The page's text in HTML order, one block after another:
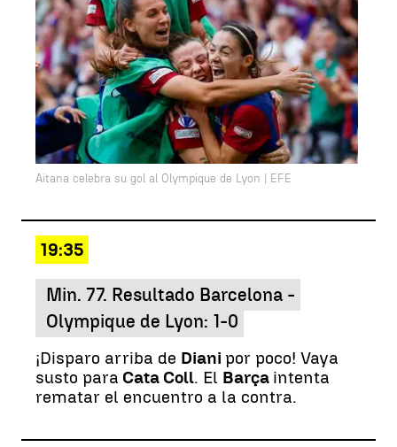
Aitana celebra su gol al Olympique de Lyon | EFE
19:35
Min. 77. Resultado Barcelona -
Olympique de Lyon: 1-0
¡Disparo arriba de Diani por poco! Vaya
susto para Cata Coll. El Barça intenta
rematar el encuentro a la contra.